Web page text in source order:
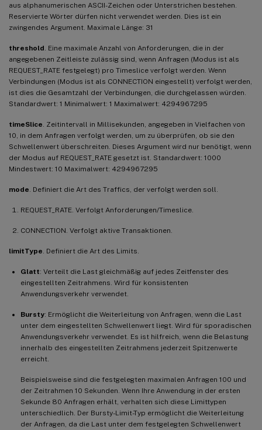
aus alphanumerischen ASCII-Zeichen oder Unterstrichen bestehen.
Reservierte Wörter dürfen nicht verwendet werden. Dies ist ein
zwingendes Argument. Maximale Länge: 31
threshold . Eine maximale Anzahl von Anforderungen, die in der
angegebenen Zeitleiste zulässig sind, wenn Anfragen (Modus ist als
REQUEST_RATE festgelegt) pro Timeslice verfolgt werden. Wenn
Verbindungen (Modus ist als CONNECTION eingestellt) verfolgt werden,
ist dies die Gesamtzahl der Verbindungen, die durchgelassen würden.
Standardwert: 1 Minimalwert: 1 Maximalwert: 4294967295
timeSlice . Zeitintervall in Millisekunden, angegeben in Vielfachen von
10, in dem Anfragen verfolgt werden, um zu überprüfen, ob sie den
Schwellenwert überschreiten. Dieses Argument wird nur benötigt, wenn
der Modus auf REQUEST_RATE gesetzt ist. Standardwert: 1000
Mindestwert: 10 Maximalwert: 4294967295
mode . Definiert die Art des Traffics, der verfolgt werden soll.
REQUEST_RATE. Verfolgt Anforderungen/Timeslice.
CONNECTION. Verfolgt aktive Transaktionen.
limitType . Definiert die Art des Limits.
Glatt: Verteilt die Last gleichmäßig auf jedes Zeitfenster des
eingestellten Zeitrahmens. Wird für konsistenten
Anwendungsverkehr verwendet.
Bursty: Ermöglicht die Weiterleitung von Anfragen, wenn die Last
unter dem eingestellten Schwellenwert liegt. Wird für sporadischen
Anwendungsverkehr verwendet. Es ist hilfreich, wenn die Belastung
innerhalb des eingestellten Zeitrahmens jederzeit Spitzenwerte
erreicht.
Beispielsweise sind die festgelegten maximalen Anfragen 100 und
der Zeitrahmen 10 Sekunden. Wenn Ihre Anwendung in der ersten
Sekunde 80 Anfragen erhält, verhalten sich diese Limittypen
unterschiedlich. Der Bursty-Limit-Typ ermöglicht die Weiterleitung
der Anfragen, da die Last unter dem festgelegten Schwellenwert